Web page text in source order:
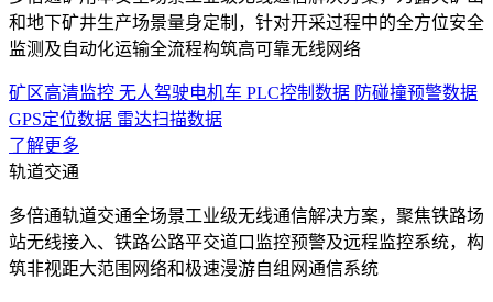
和地下矿井生产场景量身定制，针对开采过程中的全方位安全
监测及自动化运输全流程构筑高可靠无线网络
矿区高清监控 无人驾驶电机车 PLC控制数据 防碰撞预警数据
GPS定位数据 雷达扫描数据
了解更多
轨道交通
多倍通轨道交通全场景工业级无线通信解决方案，聚焦铁路场
站无线接入、铁路公路平交道口监控预警及远程监控系统，构
筑非视距大范围网络和极速漫游自组网通信系统